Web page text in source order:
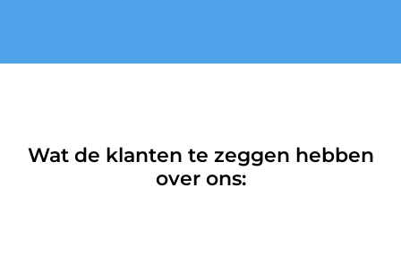
Wat de klanten te zeggen hebben
over ons: